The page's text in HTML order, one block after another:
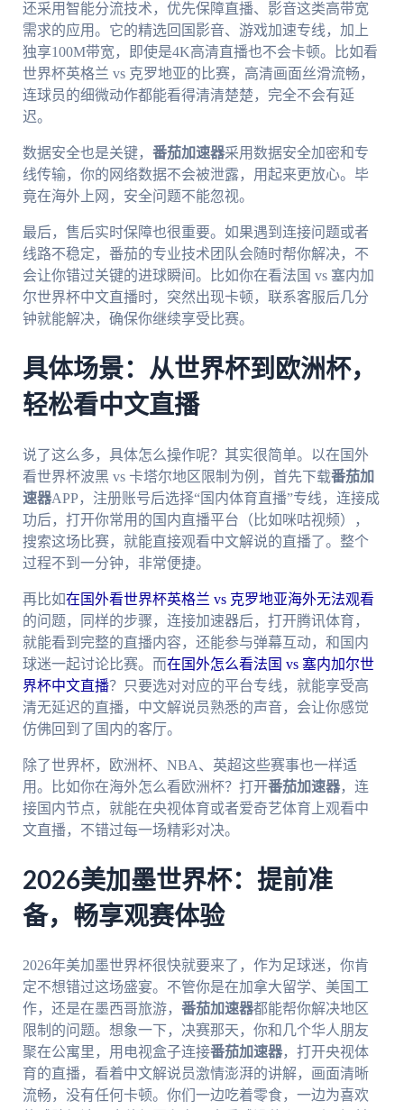
还采用智能分流技术，优先保障直播、影音这类高带宽
需求的应用。它的精选回国影音、游戏加速专线，加上
独享100M带宽，即使是4K高清直播也不会卡顿。比如看
世界杯英格兰 vs 克罗地亚的比赛，高清画面丝滑流畅，
连球员的细微动作都能看得清清楚楚，完全不会有延
迟。
数据安全也是关键， 番茄加速器采用数据安全加密和专
线传输，你的网络数据不会被泄露，用起来更放心。毕
竟在海外上网，安全问题不能忽视。
最后，售后实时保障也很重要。如果遇到连接问题或者
线路不稳定，番茄的专业技术团队会随时帮你解决，不
会让你错过关键的进球瞬间。比如你在看法国 vs 塞内加
尔世界杯中文直播时，突然出现卡顿，联系客服后几分
钟就能解决，确保你继续享受比赛。
具体场景：从世界杯到欧洲杯，
轻松看中文直播
说了这么多，具体怎么操作呢？其实很简单。以在国外
看世界杯波黑 vs 卡塔尔地区限制为例，首先下载番茄加
速器APP，注册账号后选择“国内体育直播”专线，连接成
功后，打开你常用的国内直播平台（比如咪咕视频），
搜索这场比赛，就能直接观看中文解说的直播了。整个
过程不到一分钟，非常便捷。
再比如在国外看世界杯英格兰 vs 克罗地亚海外无法观看
的问题，同样的步骤，连接加速器后，打开腾讯体育，
就能看到完整的直播内容，还能参与弹幕互动，和国内
球迷一起讨论比赛。而在国外怎么看法国 vs 塞内加尔世
界杯中文直播？只要选对对应的平台专线，就能享受高
清无延迟的直播，中文解说员熟悉的声音，会让你感觉
仿佛回到了国内的客厅。
除了世界杯，欧洲杯、NBA、英超这些赛事也一样适
用。比如你在海外怎么看欧洲杯？打开番茄加速器，连
接国内节点，就能在央视体育或者爱奇艺体育上观看中
文直播，不错过每一场精彩对决。
2026美加墨世界杯：提前准
备，畅享观赛体验
2026年美加墨世界杯很快就要来了，作为足球迷，你肯
定不想错过这场盛宴。不管你是在加拿大留学、美国工
作，还是在墨西哥旅游， 番茄加速器都能帮你解决地区
限制的问题。想象一下，决赛那天，你和几个华人朋友
聚在公寓里，用电视盒子连接番茄加速器，打开央视体
育的直播，看着中文解说员激情澎湃的讲解，画面清晰
流畅，没有任何卡顿。你们一边吃着零食，一边为喜欢